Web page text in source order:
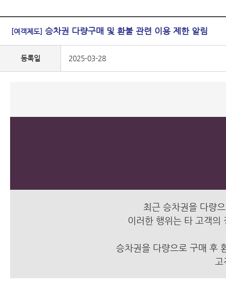
[여객제도] 승차권 다량구매 및 환불 관련 이용 제한 알림
등록일 2025-03-28
최근 승차권을 다량
이러한 행위는 타 고객의
승차권을 다량으로 구매 후